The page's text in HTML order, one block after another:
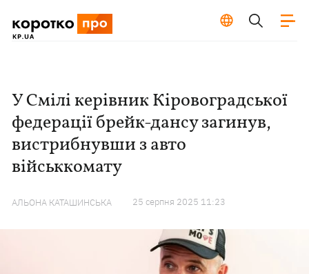
У Смілі керівник Кіровоградської
федерації брейк-дансу загинув,
вистрибнувши з авто
військкомату
АЛЬОНА КАТАШИНСЬКА 25 серпня 2025 11:23